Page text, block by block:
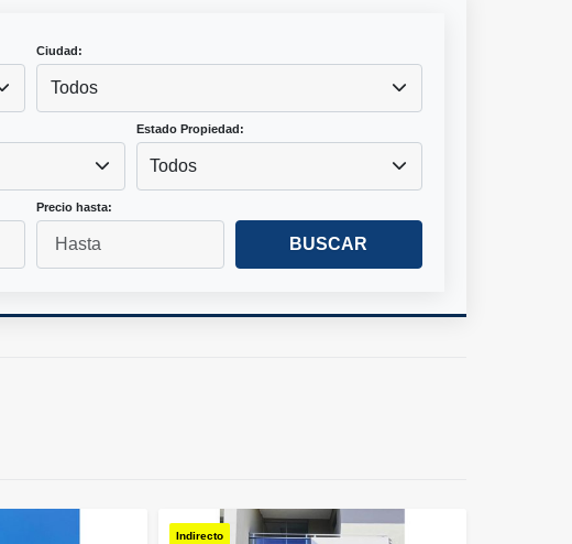
Ciudad:
Todos
Estado Propiedad:
Todos
Precio hasta:
BUSCAR
Indirecto